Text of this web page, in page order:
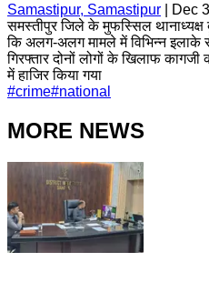
Samastipur, Samastipur
Dec
समस्तीपुर जिले के मुफस्सिल
कि अलग-अलग मामले में विभिन्न इलाके से
गिरफ्तार दोनों लोगों के खिलाफ कागजी
में हाजिर किया गया
#crime#national
MORE NEWS